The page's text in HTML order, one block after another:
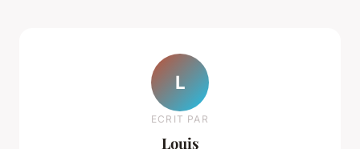
L
ECRIT PAR
Louis